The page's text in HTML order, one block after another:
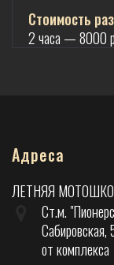
Стоимость
2 часа — 8000
Адреса
ЛЕТНЯЯ
Ст.м.
от комплекса